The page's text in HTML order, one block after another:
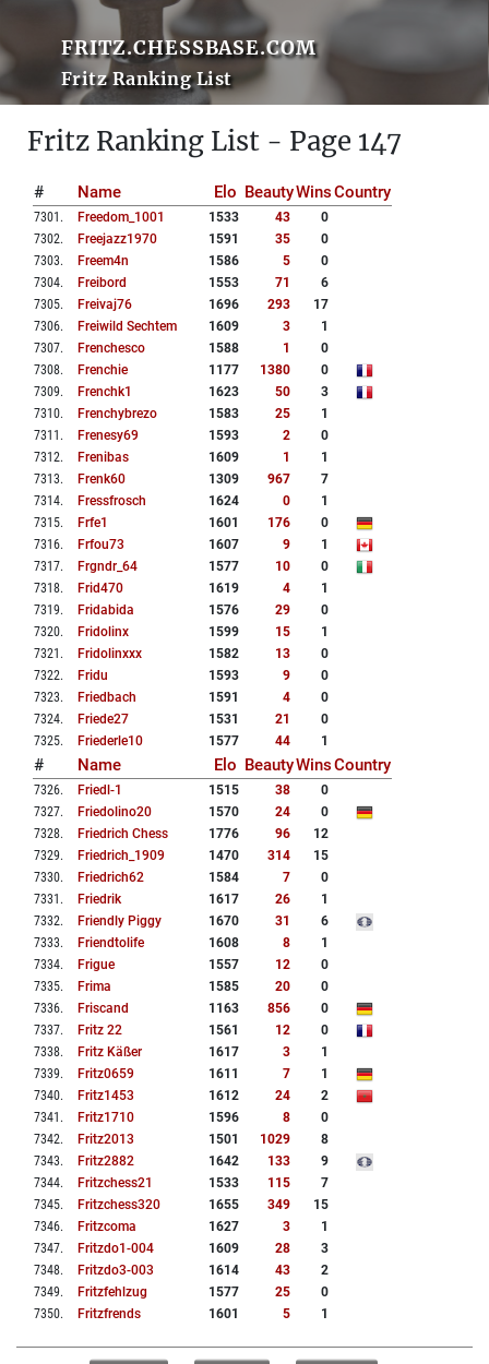
FRITZ.CHESSBASE.COM
Fritz Ranking List
Fritz Ranking List - Page 147
# Name Elo BeautyWinsCountry
7301 . Freedom_1001 1533 43
0
7302. Freejazz1970 1591 35
0
7303. Freem4n 1586 5
0
7304. Freibord 1553 71
6
7305. Freivaj76 1696 293
17
7306. Freiwild Sechtem 1609 3
1
7307. Frenchesco 1588 1
0
7308. Frenchie 1177 1380
0
7309. Frenchk1 1623 50
3
7310. Frenchybrezo 1583 25
1
7311 . Frenesy69 1593 2
0
7312. Frenibas 1609 1
1
7313. Frenk60 1309 967
7
7314. Fressfrosch 1624 0
1
7315. Frfe1 1601 176
0
7316. Frfou73 1607 9
1
7317. Frgndr_64 1577 10
0
7318. Frid470 1619 4
1
7319. Fridabida 1576 29
0
7320. Fridolinx 1599 15
1
7321 . Fridolinxxx 1582 13
0
7322. Fridu 1593 9
0
7323. Friedbach 1591 4
0
7324. Friede27 1531 21
0
7325. Friederle10 1577 44 1
# Name Elo BeautyWinsCountry
7326. Friedl-1 1515 38
0
7327. Friedolino20 1570 24
0
7328. Friedrich Chess 1776 96
12
7329. Friedrich_1909 1470 314
15
7330. Friedrich62 1584 7
0
7331 . Friedrik 1617 26
1
7332. Friendly Piggy 1670 31
6
7333. Friendtolife 1608 8
1
7334. Frigue 1557 12
0
7335. Frima 1585 20
0
7336. Friscand 1163 856
0
7337. Fritz 22 1561 12
0
7338. Fritz Käßer 1617 3
1
7339. Fritz0659 1611 7
1
7340. Fritz1453 1612 24
2
7341 . Fritz1710 1596 8
0
7342. Fritz2013 1501 1029
8
7343. Fritz2882 1642 133
9
7344. Fritzchess21 1533 115
7
7345. Fritzchess320 1655 349
15
7346. Fritzcoma 1627 3
1
7347. Fritzdo1-004 1609 28
3
7348. Fritzdo3-003 1614 43
2
7349. Fritzfehlzug 1577 25
0
7350. Fritzfrends 1601 5 1